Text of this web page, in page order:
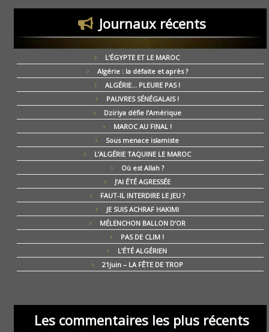
Journaux récents
L’ÉGYPTE ET LE MAROC
Algérie : la défaite et après ?
ALGÉRIE… PLEURE PAS !
PAUVRES SÉNÉGALAIS !
Dziriya défie l’Amérique
MAROC AU FINAL !
Sous menace islamiste
L’ALGÉRIE TAQUINE LE MAROC
Où est Allah ?
J’AI ÉTÉ AGRESSÉE
FAUT-IL INTERDIRE LE JEU ?
JE SUIS ACHRAF HAKIMI
MÉLENCHON BALLON D’OR
PAS DE CLIM !
L’ÉTÉ ALGÉRIEN
21juin – LA FÊTE DE TROP
Les commentaires les plus récents